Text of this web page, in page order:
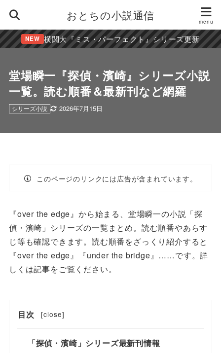
おとちの小説通信
NEW 横関大『ミス・パーフェクト』シリーズ更新
堂場瞬一『探偵・濱崎』シリーズ小説
一覧。読む順番＆最新刊など網羅
2026年7月15日
シリーズ小説
このページのリンクには広告が含まれています。
『over the edge』から始まる、堂場瞬一の小説「探
偵・濱崎」シリーズの一覧まとめ。読む順番やあらす
じ等も確認できます。読む順番をざっくり紹介すると
『over the edge』『under the bridge』……です。詳
しくは記事をご覧ください。
目次 [close]
「探偵・濱崎」シリーズ最新刊情報